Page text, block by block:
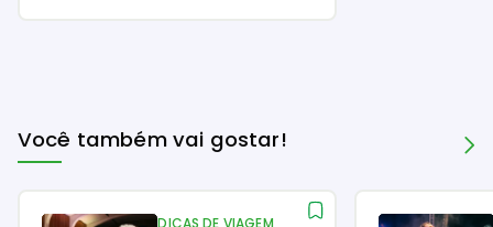
Você também vai gostar!
DICAS DE VIAGEM